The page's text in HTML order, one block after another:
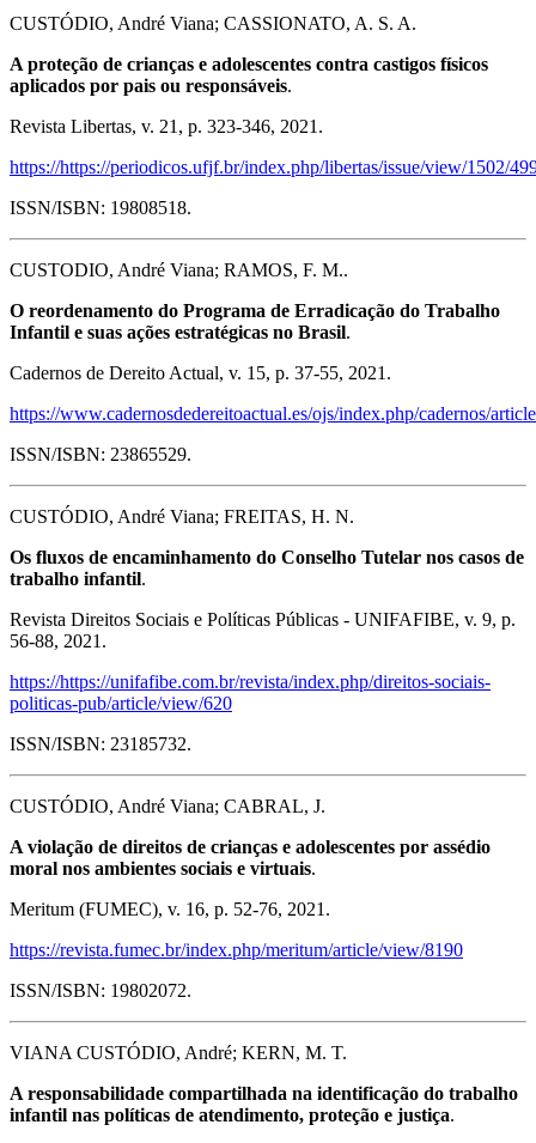
CUSTÓDIO, André Viana; CASSIONATO, A. S. A.
A proteção de crianças e adolescentes contra castigos físicos
aplicados por pais ou responsáveis.
Revista Libertas, v. 21, p. 323-346, 2021.
https://https://periodicos.ufjf.br/index.php/libertas/issue/view/1502/
ISSN/ISBN: 19808518.
CUSTODIO, André Viana; RAMOS, F. M..
O reordenamento do Programa de Erradicação do Trabalho
Infantil e suas ações estratégicas no Brasil.
Cadernos de Dereito Actual, v. 15, p. 37-55, 2021.
https://www.cadernosdedereitoactual.es/ojs/index.php/cadernos/
ISSN/ISBN: 23865529.
CUSTÓDIO, André Viana; FREITAS, H. N.
Os fluxos de encaminhamento do Conselho Tutelar nos casos de
trabalho infantil.
Revista Direitos Sociais e Políticas Públicas - UNIFAFIBE, v. 9, p.
56-88, 2021.
https://https://unifafibe.com.br/revista/index.php/direitos-sociais-
politicas-pub/article/view/620
ISSN/ISBN: 23185732.
CUSTÓDIO, André Viana; CABRAL, J.
A violação de direitos de crianças e adolescentes por assédio
moral nos ambientes sociais e virtuais.
Meritum (FUMEC), v. 16, p. 52-76, 2021.
https://revista.fumec.br/index.php/meritum/article/view/8190
ISSN/ISBN: 19802072.
VIANA CUSTÓDIO, André; KERN, M. T.
A responsabilidade compartilhada na identificação do trabalho
infantil nas políticas de atendimento, proteção e justiça.